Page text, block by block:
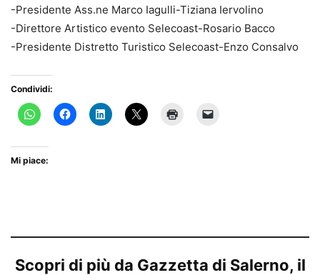
-Presidente Ass.ne Marco Iagulli-Tiziana Iervolino
-Direttore Artistico evento Selecoast-Rosario Bacco
-Presidente Distretto Turistico Selecoast-Enzo Consalvo
Condividi:
Mi piace:
Scopri di più da Gazzetta di Salerno, il